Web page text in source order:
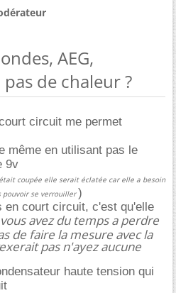
AEG,
de chaleur ?
circuit me permet
même en utilisant pas le
9v
coupée elle serait éclatée car elle a besoin
pouvoir se verrouiller)
en court circuit, c'est qu'elle
avez du temps a perdre
de faire la mesure avec la
pas n'ayez aucune
haute tension qui